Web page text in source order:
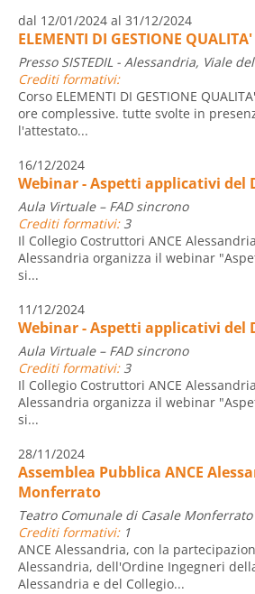
dal 12/01/2024 al 31/12/2024
ELEMENTI DI GESTIONE
Presso SISTEDIL - Alessandria, Viale
Crediti formativi:
Corso ELEMENTI DI GESTIONE
ore complessive. tutte svolte in
l'attestato...
16/12/2024
Webinar - Aspetti applicativi del
Aula Virtuale – FAD sincrono
Crediti formativi:3
Il Collegio Costruttori ANCE
Alessandria organizza il webinar
si...
11/12/2024
Webinar - Aspetti applicativi del
Aula Virtuale – FAD sincrono
Crediti formativi:3
Il Collegio Costruttori ANCE
Alessandria organizza il webinar
si...
28/11/2024
Assemblea Pubblica ANCE
Monferrato
Teatro Comunale di Casale Monferrato
Crediti formativi:1
ANCE Alessandria, con la
Alessandria, dell'Ordine Ingegneri
Alessandria e del Collegio...